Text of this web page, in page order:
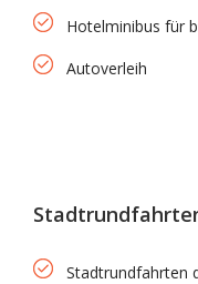
Hotelminibus für
Autoverleih
Stadtrundfahrten